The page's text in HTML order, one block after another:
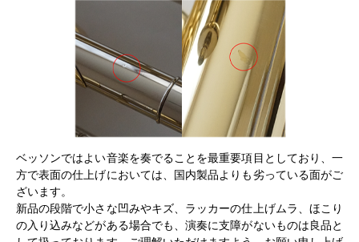
ベッソンではよい音楽を奏でることを最重要項目としており、一
方で表面の仕上げにおいては、国内製品よりも劣っている面がご
ざいます。
新品の段階で小さな凹みやキズ、ラッカーの仕上げムラ、ほこり
の入り込みなどがある場合でも、演奏に支障がないものは良品と